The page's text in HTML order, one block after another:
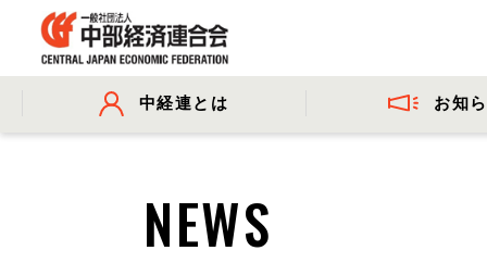
中経連とは
- 事業・財務に関する資料
お知
NEWS